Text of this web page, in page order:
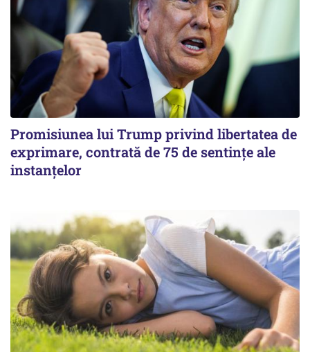
Promisiunea lui Trump privind libertatea de
exprimare, contrată de 75 de sentințe ale
instanțelor